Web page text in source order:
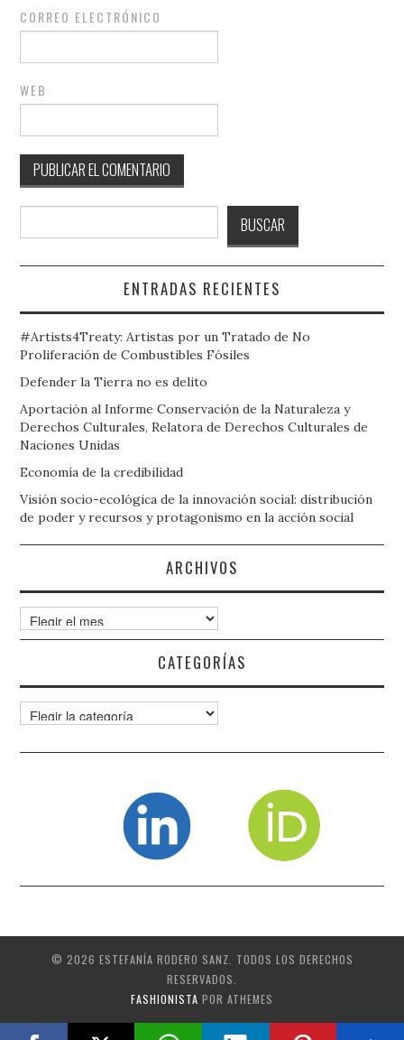
CORREO ELECTRÓNICO
WEB
BUSCAR
ENTRADAS RECIENTES
#Artists4Treaty: Artistas por un Tratado de No
Proliferación de Combustibles Fósiles
Defender la Tierra no es delito
Aportación al Informe Conservación de la Naturaleza y
Derechos Culturales, Relatora de Derechos Culturales de
Naciones Unidas
Economía de la credibilidad
Visión socio-ecológica de la innovación social: distribución
de poder y recursos y protagonismo en la acción social
ARCHIVOS
Archivos
CATEGORÍAS
Categorías
© 2026 ESTEFANÍA RODERO SANZ. TODOS LOS DERECHOS
RESERVADOS.
FASHIONISTA POR ATHEMES